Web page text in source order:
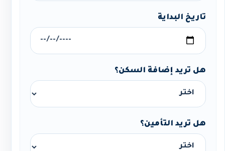
تاريخ البداية
هل تريد إضافة السكن؟
هل تريد التأمين؟